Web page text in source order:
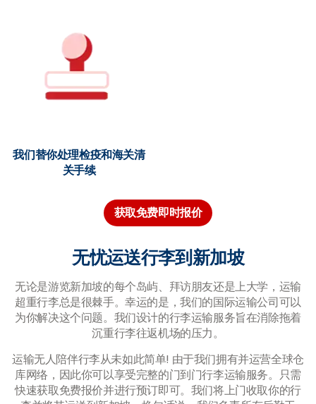
我们替你处理检疫和海关清
关手续
获取免费即时报价
无忧运送行李到新加坡
无论是游览新加坡的每个岛屿、拜访朋友还是上大学，运输
超重行李总是很棘手。幸运的是，我们的国际运输公司可以
为你解决这个问题。我们设计的行李运输服务旨在消除拖着
沉重行李往返机场的压力。
运输无人陪伴行李从未如此简单! 由于我们拥有并运营全球仓
库网络，因此你可以享受完整的门到门行李运输服务。只需
快速获取免费报价并进行预订即可。我们将上门收取你的行